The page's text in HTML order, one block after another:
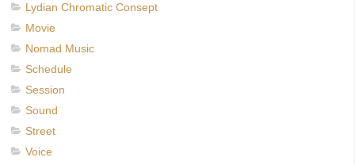
Lydian Chromatic Consept
Movie
Nomad Music
Schedule
Session
Sound
Street
Voice